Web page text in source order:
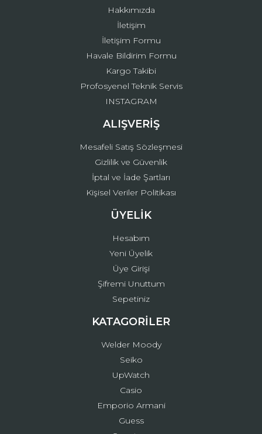
Gönder
Hakkımızda
İletişim
İletişim Formu
Havale Bildirim Formu
Kargo Takibi
Profosyenel Teknik Servis
INSTAGRAM
ALIŞVERİŞ
Mesafeli Satış Sözleşmesi
Gizlilik ve Güvenlik
İptal ve İade Şartları
Kişisel Veriler Politikası
ÜYELİK
Hesabım
Yeni Üyelik
Üye Girişi
Şifremi Unuttum
Sepetiniz
KATAGORİLER
Welder Moody
Seiko
UpWatch
Casio
Emporio Armani
Guess